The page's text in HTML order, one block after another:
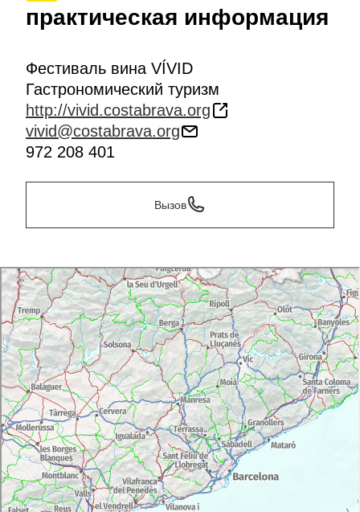
практическая информация
Фестиваль вина VÍVID
Гастрономический туризм
http://vivid.costabrava.org
vivid@costabrava.org
972 208 401
Вызов